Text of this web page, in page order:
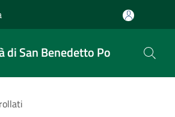
di San Benedetto Po